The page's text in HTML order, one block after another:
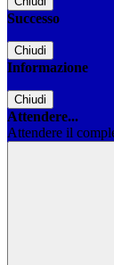
Successo
Chiudi
Informazione
Chiudi
Attendere...
Attendere il